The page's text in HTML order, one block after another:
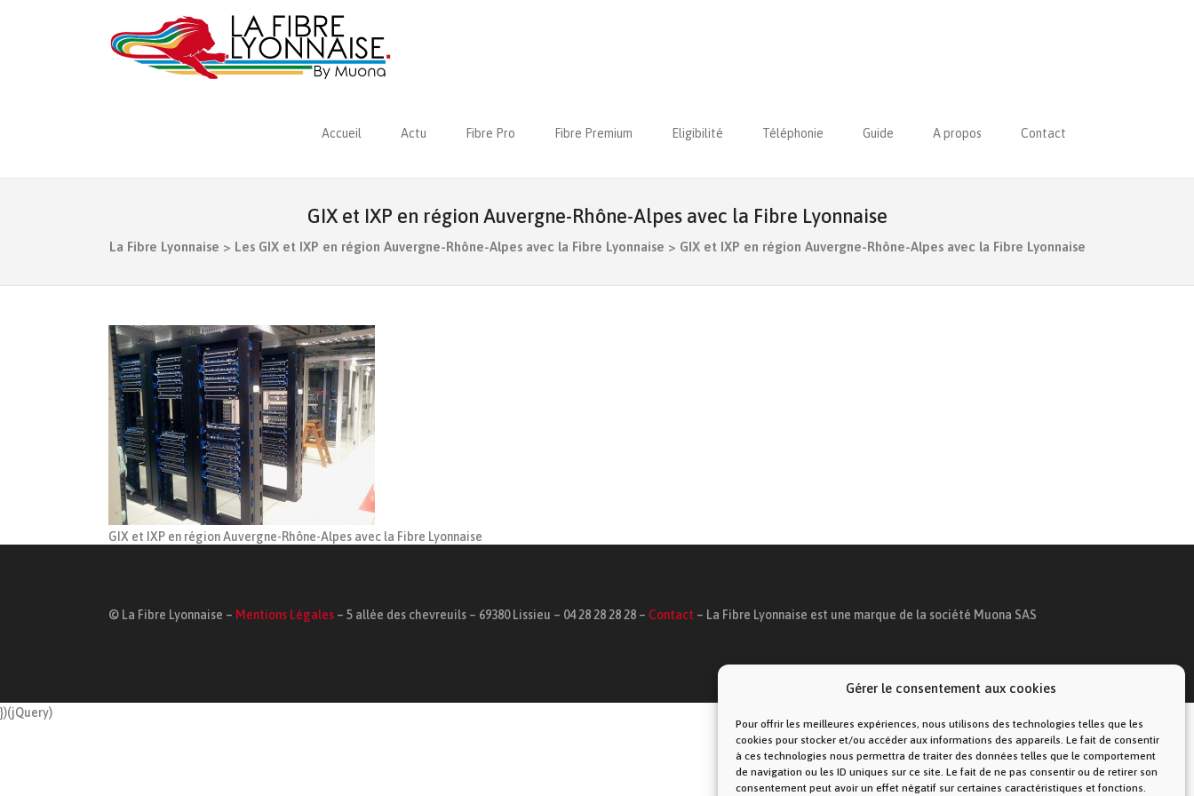
Gérer le consentement aux cookies
Pour offrir les meilleures expériences, nous utilisons des technologies telles que les
cookies pour stocker et/ou accéder aux informations des appareils. Le fait de consentir
à ces technologies nous permettra de traiter des données telles que le comportement
de navigation ou les ID uniques sur ce site. Le fait de ne pas consentir ou de retirer son
consentement peut avoir un effet négatif sur certaines caractéristiques et fonctions.
Accueil Actu Fibre Pro Fibre Premium Eligibilité Téléphonie Guide A propos Contact
GIX et IXP en région Auvergne-Rhône-Alpes avec la Fibre Lyonnaise
La Fibre Lyonnaise > Les GIX et IXP en région Auvergne-Rhône-Alpes avec la Fibre Lyonnaise > GIX et IXP en région Auvergne-Rhône-Alpes avec la Fibre Lyonnaise
GIX et IXP en région Auvergne-Rhône-Alpes avec la Fibre Lyonnaise
© La Fibre Lyonnaise – Mentions Légales – 5 allée des chevreuils – 69380 Lissieu – 04 28 28 28 28 – Contact – La Fibre Lyonnaise est une marque de la société Muona SAS
})(jQuery)